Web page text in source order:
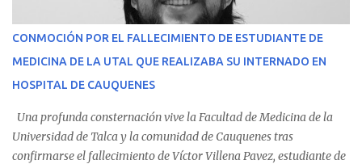
CONMOCIÓN POR EL FALLECIMIENTO DE ESTUDIANTE DE
MEDICINA DE LA UTAL QUE REALIZABA SU INTERNADO EN
HOSPITAL DE CAUQUENES
Una profunda consternación vive la Facultad de Medicina de la
Universidad de Talca y la comunidad de Cauquenes tras
confirmarse el fallecimiento de Víctor Villena Pavez, estudiante de